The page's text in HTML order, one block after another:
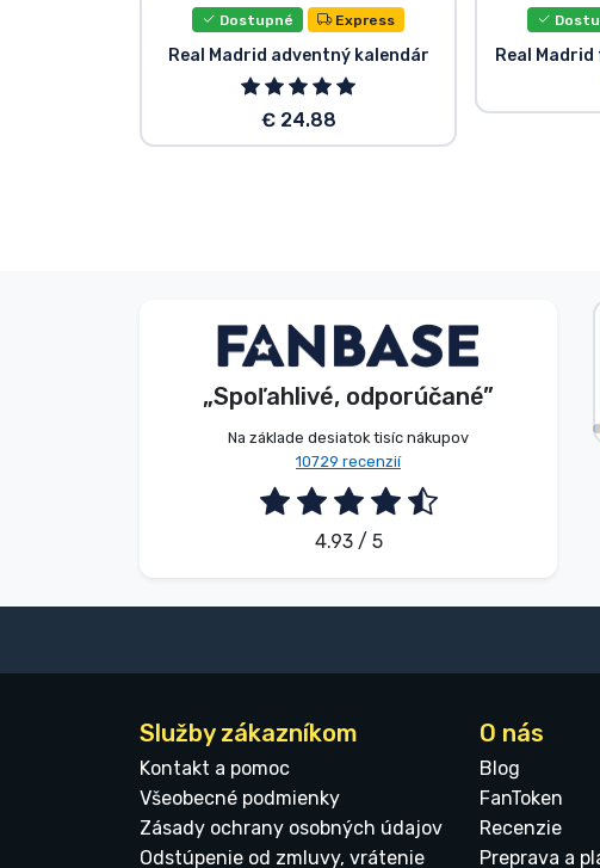
Dostupné Express
Real Madrid adventný kalendár
€ 24.88
Real
„Spoľahlivé, odporúčané”
Na základe desiatok tisíc nákupov
10729 recenzií
4.93 / 5
V. Éva Zákazník
2026. 08. 06.
Služby zákazníkom
Kontakt a pomoc
Všeobecné podmienky
Zásady ochrany osobných údajov
Odstúpenie od zmluvy, vrátenie
O nás
Blog
FanToken
Recenzie
Preprava a